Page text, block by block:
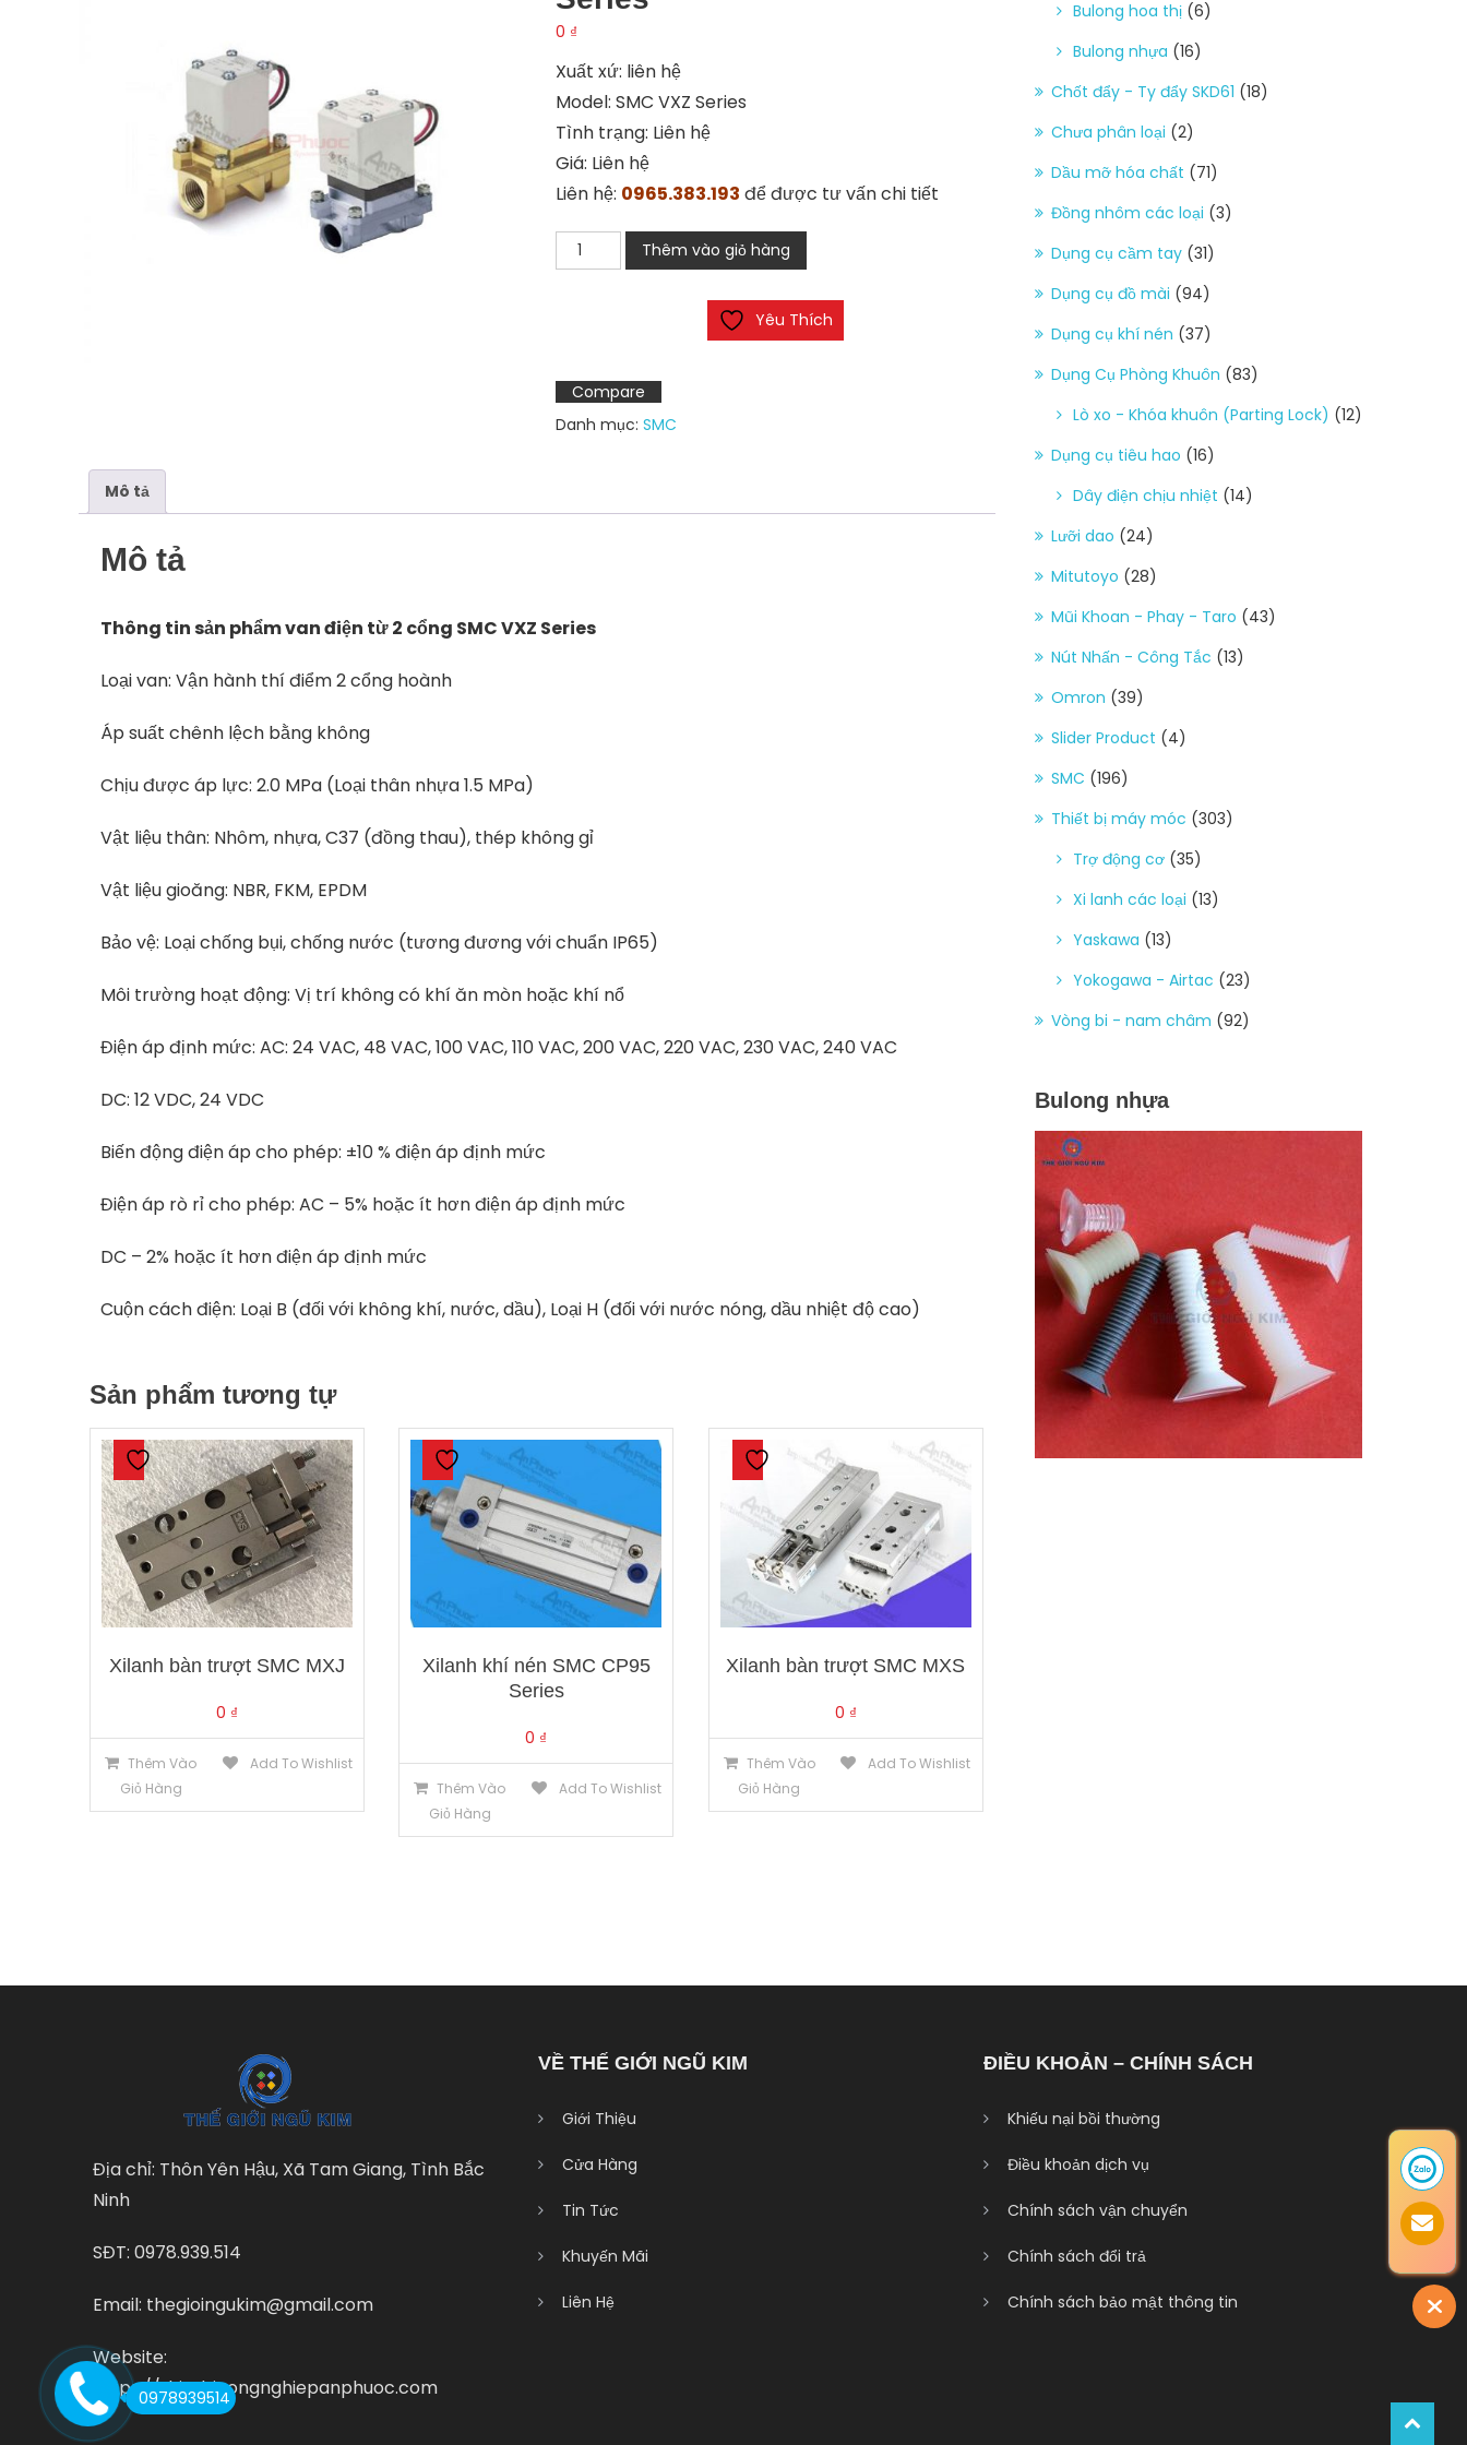
0 ₫
Xuất xứ: liên hệ
Model: SMC VXZ Series
Tình trạng: Liên hệ
Giá: Liên hệ
Liên hệ: 0965.383.193 để được tư vấn chi tiết
Van
điện
SMC
VXZ
Series
Thêm vào giỏ hàng
Yêu Thích
Compare
Danh mục: SMC
Mô tả
Mô tả
Thông tin sản phẩm van điện từ 2 cổng SMC VXZ Series
Loại van: Vận hành thí điểm 2 cổng hoành
Áp suất chênh lệch bằng không
Chịu được áp lực: 2.0 MPa (Loại thân nhựa 1.5 MPa)
Vật liệu thân: Nhôm, nhựa, C37 (đồng thau), thép không gỉ
Vật liệu gioăng: NBR, FKM, EPDM
Bảo vệ: Loại chống bụi, chống nước (tương đương với chuẩn IP65)
Môi trường hoạt động: Vị trí không có khí ăn mòn hoặc khí nổ
Điện áp định mức: AC: 24 VAC, 48 VAC, 100 VAC, 110 VAC, 200 VAC, 220 VAC, 230 VAC, 240 VAC
DC: 12 VDC, 24 VDC
Biến động điện áp cho phép: ±10 % điện áp định mức
Điện áp rò rỉ cho phép: AC – 5% hoặc ít hơn điện áp định mức
DC – 2% hoặc ít hơn điện áp định mức
Cuộn cách điện: Loại B (đối với không khí, nước, dầu), Loại H (đối với nước nóng, dầu nhiệt độ cao)
Sản phẩm tương tự
Xilanh bàn trượt SMC MXJ
0 ₫
Thêm Vào
Giỏ Hàng
Add To Wishlist
Xilanh khí nén SMC CP95
Series
0 ₫
Thêm Vào
Giỏ Hàng
Add To Wishlist
Xilanh bàn trượt SMC MXS
0 ₫
Thêm Vào
Giỏ Hàng
Add To Wishlist
Bulong hoa thị (6)
Bulong nhựa (16)
Chốt đẩy - Ty đẩy SKD61 (18)
Chưa phân loại (2)
Dầu mỡ hóa chất (71)
Đồng nhôm các loại (3)
Dụng cụ cầm tay (31)
Dụng cụ đồ mài (94)
Dụng cụ khí nén (37)
Dụng Cụ Phòng Khuôn (83)
Lò xo - Khóa khuôn (Parting Lock) (12)
Dụng cụ tiêu hao (16)
Dây điện chịu nhiệt (14)
Lưỡi dao (24)
Mitutoyo (28)
Mũi Khoan - Phay - Taro (43)
Nút Nhấn - Công Tắc (13)
Omron (39)
Slider Product (4)
SMC (196)
Thiết bị máy móc (303)
Trợ động cơ (35)
Xi lanh các loại (13)
Yaskawa (13)
Yokogawa - Airtac (23)
Vòng bi - nam châm (92)
Bulong nhựa
Địa chỉ: Thôn Yên Hậu, Xã Tam Giang, Tình Bắc
Ninh
SĐT: 0978.939.514
Email: thegioingukim@gmail.com
Website:
https://thietbicongnghiepanphuoc.com
VỀ THẾ GIỚI NGŨ KIM
Giới Thiệu
Cửa Hàng
Tin Tức
Khuyến Mãi
Liên Hệ
ĐIỀU KHOẢN – CHÍNH SÁCH
Khiếu nại bồi thường
Điều khoản dịch vụ
Chính sách vận chuyển
Chính sách đổi trả
Chính sách bảo mật thông tin
0978939514